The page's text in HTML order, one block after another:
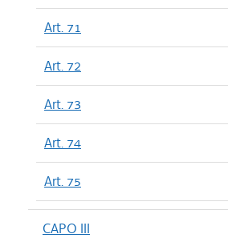
Art. 71
Art. 72
Art. 73
Art. 74
Art. 75
CAPO III